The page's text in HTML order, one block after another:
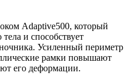
Adaptive500, который
и способствует
Усиленный периметр
рамки повышают
его деформации.